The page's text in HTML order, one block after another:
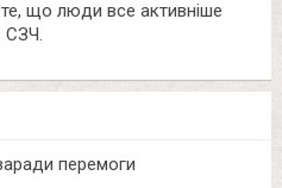
що люди все активніше
СЗЧ.
перемоги